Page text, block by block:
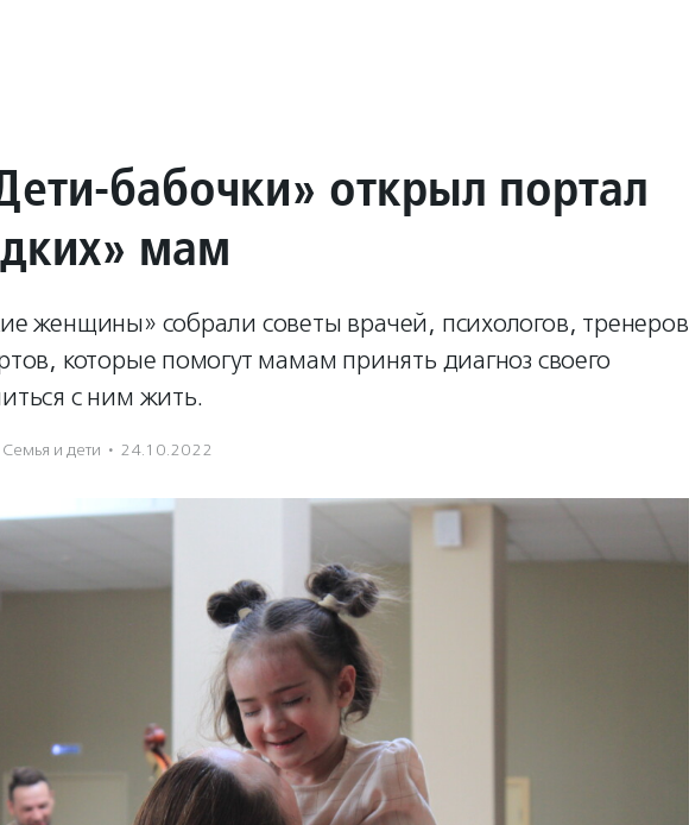
бабочки» открыл портал
мам
женщины» собрали советы врачей, психологов, тренеров
которые помогут мамам принять диагноз своего
с ним жить.
Семья и дети · 24.10.2022